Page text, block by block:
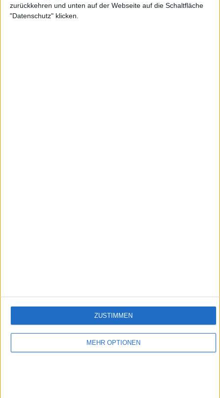
zurückkehren und unten auf der Webseite auf die Schaltfläche
"Datenschutz" klicken.
MEHR OPTIONEN
ZUSTIMMEN